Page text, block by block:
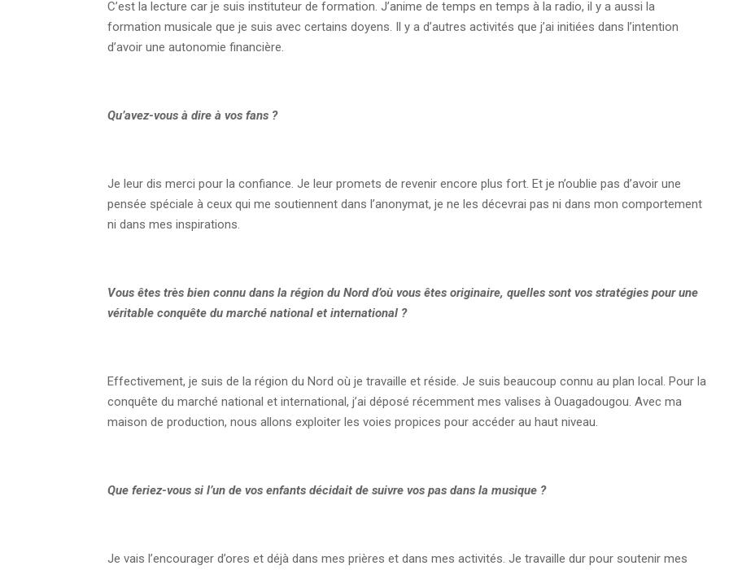
C’est la lecture car je suis instituteur de formation. J’anime de temps en temps à la radio, il y a aussi la
formation musicale que je suis avec certains doyens. Il y a d’autres activités que j’ai initiées dans l’intention
d’avoir une autonomie financière.
Qu’avez-vous à dire à vos fans ?
Je leur dis merci pour la confiance. Je leur promets de revenir encore plus fort. Et je n’oublie pas d’avoir une
pensée spéciale à ceux qui me soutiennent dans l’anonymat, je ne les décevrai pas ni dans mon comportement
ni dans mes inspirations.
Vous êtes très bien connu dans la région du Nord d’où vous êtes originaire, quelles sont vos stratégies pour une
véritable conquête du marché national et international ?
Effectivement, je suis de la région du Nord où je travaille et réside. Je suis beaucoup connu au plan local. Pour la
conquête du marché national et international, j’ai déposé récemment mes valises à Ouagadougou. Avec ma
maison de production, nous allons exploiter les voies propices pour accéder au haut niveau.
Que feriez-vous si l’un de vos enfants décidait de suivre vos pas dans la musique ?
Je vais l’encourager d’ores et déjà dans mes prières et dans mes activités. Je travaille dur pour soutenir mes